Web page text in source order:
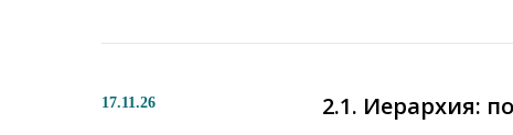
17.11.26 2.1. Иерархия: